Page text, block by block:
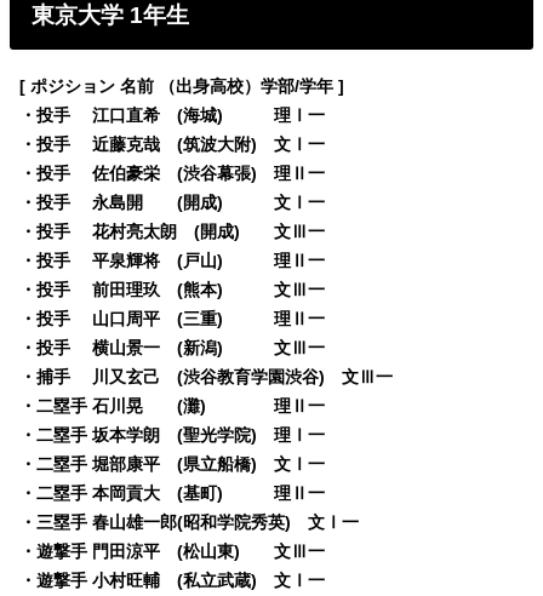
東京大学 1年生
[ ポジション 名前 （出身高校）学部/学年 ]
・投手 江口直希 (海城) 理Ⅰ一
・投手 近藤克哉 (筑波大附) 文Ⅰ一
・投手 佐伯豪栄 (渋谷幕張) 理Ⅱ一
・投手 永島開 (開成) 文Ⅰ一
・投手 花村亮太朗 (開成) 文Ⅲ一
・投手 平泉輝将 (戸山) 理Ⅱ一
・投手 前田理玖 (熊本) 文Ⅲ一
・投手 山口周平 (三重) 理Ⅱ一
・投手 横山景一 (新潟) 文Ⅲ一
・捕手 川又玄己 (渋谷教育学園渋谷) 文Ⅲ一
・二塁手 石川晃 (灘) 理Ⅱ一
・二塁手 坂本学朗 (聖光学院) 理Ⅰ一
・二塁手 堀部康平 (県立船橋) 文Ⅰ一
・二塁手 本岡貢大 (基町) 理Ⅱ一
・三塁手 春山雄一郎(昭和学院秀英) 文Ⅰ一
・遊撃手 門田涼平 (松山東) 文Ⅲ一
・遊撃手 小村旺輔 (私立武蔵) 文Ⅰ一